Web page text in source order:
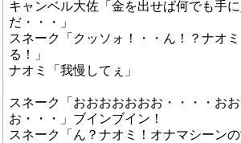
キャンベル大佐「金を出せば何でも手
だ・・・」
スネーク「クッソォ！・・ん！？ナオ
る！」
ナオミ「我慢してぇ」
スネーク「おおおおおおお・・・・お
お・・・」ブインブイン！
スネーク「ん？ナオミ！オナマシーン